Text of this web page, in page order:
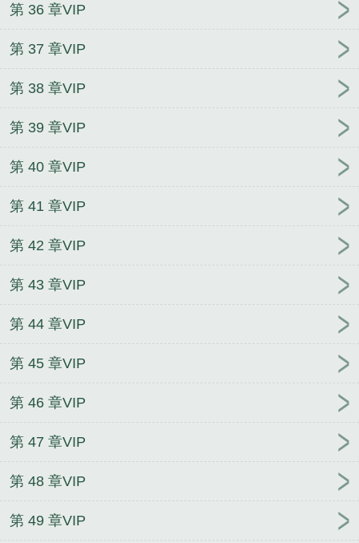
第 36 章VIP
第 37 章VIP
第 38 章VIP
第 39 章VIP
第 40 章VIP
第 41 章VIP
第 42 章VIP
第 43 章VIP
第 44 章VIP
第 45 章VIP
第 46 章VIP
第 47 章VIP
第 48 章VIP
第 49 章VIP